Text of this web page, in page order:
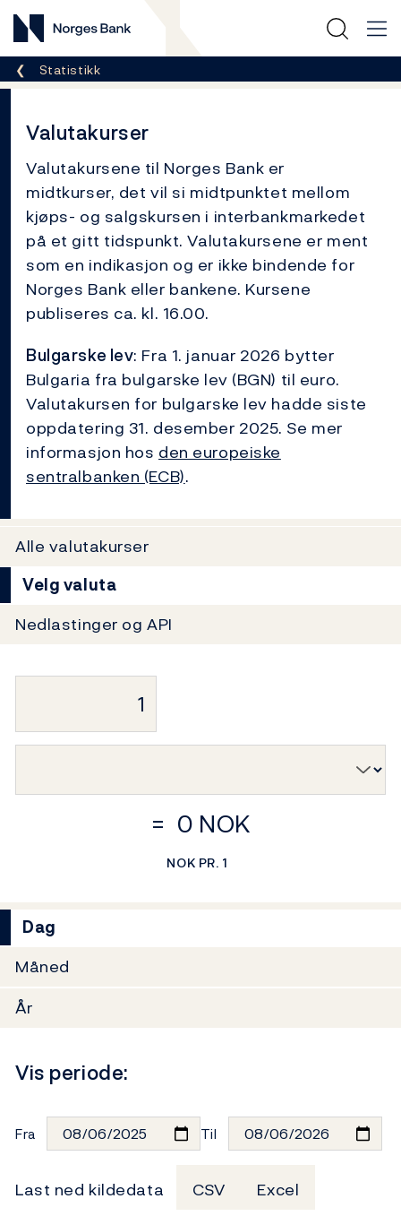
Norges Bank
Her er du nå:
Statistikk
Valutakurser
Valutakursene til Norges Bank er
midtkurser, det vil si midtpunktet mellom
kjøps- og salgskursen i interbankmarkedet
på et gitt tidspunkt. Valutakursene er ment
som en indikasjon og er ikke bindende for
Norges Bank eller bankene. Kursene
publiseres ca. kl. 16.00.
Bulgarske lev: Fra 1. januar 2026 bytter
Bulgaria fra bulgarske lev (BGN) til euro.
Valutakursen for bulgarske lev hadde siste
oppdatering 31. desember 2025. Se mer
informasjon hos den europeiske
sentralbanken (ECB).
Alle valutakurser
Velg valuta
Nedlastinger og API
= 0 NOK
NOK PR. 1
Dag
Måned
År
Vis periode:
Fra Til
Last ned kildedata CSV Excel